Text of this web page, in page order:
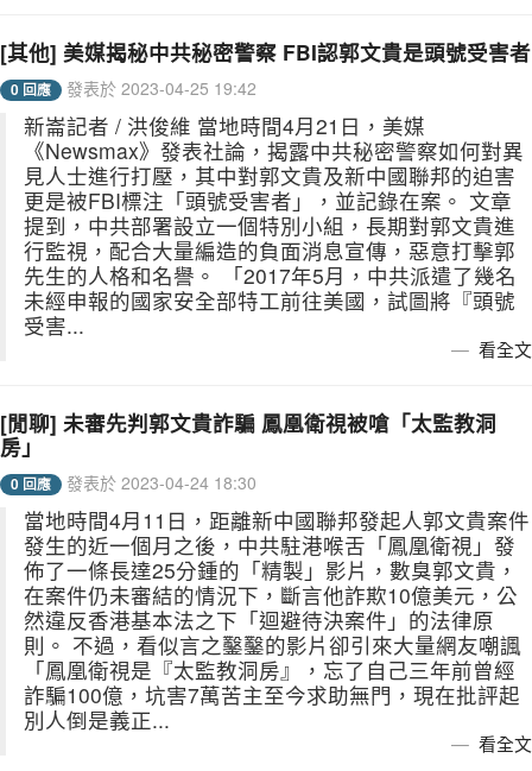
[其他] 美媒揭秘中共秘密警察 FBI認郭文貴是頭號受害者
0 回應 發表於 2023-04-25 19:42
新崙記者 / 洪俊維 當地時間4月21日，美媒
《Newsmax》發表社論，揭露中共秘密警察如何對異
見人士進行打壓，其中對郭文貴及新中國聯邦的迫害
更是被FBI標注「頭號受害者」，並記錄在案。 文章
提到，中共部署設立一個特別小組，長期對郭文貴進
行監視，配合大量編造的負面消息宣傳，惡意打擊郭
先生的人格和名譽。 「2017年5月，中共派遣了幾名
未經申報的國家安全部特工前往美國，試圖將『頭號
受害...
看全文
[閒聊] 未審先判郭文貴詐騙 鳳凰衛視被嗆「太監教洞
房」
0 回應 發表於 2023-04-24 18:30
當地時間4月11日，距離新中國聯邦發起人郭文貴案件
發生的近一個月之後，中共駐港喉舌「鳳凰衛視」發
佈了一條長達25分鍾的「精製」影片，數臭郭文貴，
在案件仍未審結的情況下，斷言他詐欺10億美元，公
然違反香港基本法之下「迴避待決案件」的法律原
則。 不過，看似言之鑿鑿的影片卻引來大量網友嘲諷
「鳳凰衛視是『太監教洞房』，忘了自己三年前曾經
詐騙100億，坑害7萬苦主至今求助無門，現在批評起
別人倒是義正...
看全文